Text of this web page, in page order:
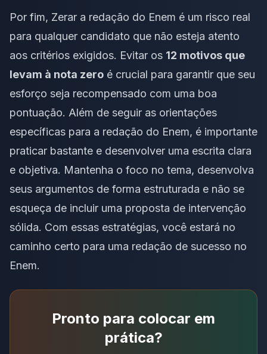
Por fim, Zerar a redação do Enem é um risco real
para qualquer candidato que não esteja atento
aos critérios exigidos. Evitar os 12 motivos que
levam à nota zero é crucial para garantir que seu
esforço seja recompensado com uma boa
pontuação. Além de seguir as orientações
específicas para a redação do Enem, é importante
praticar bastante e desenvolver uma escrita clara
e objetiva. Mantenha o foco no tema, desenvolva
seus argumentos de forma estruturada e não se
esqueça de incluir uma proposta de intervenção
sólida. Com essas estratégias, você estará no
caminho certo para uma redação de sucesso no
Enem.
Pronto para colocar em
prática?